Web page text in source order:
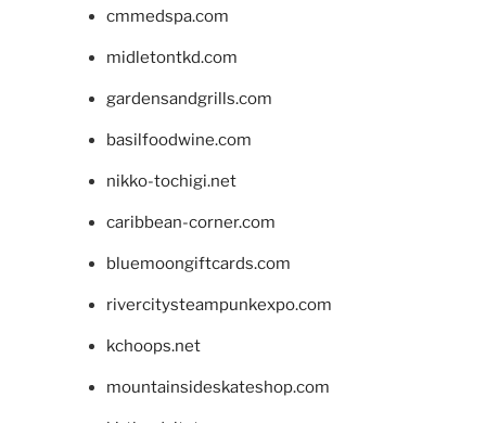
cmmedspa.com
midletontkd.com
gardensandgrills.com
basilfoodwine.com
nikko-tochigi.net
caribbean-corner.com
bluemoongiftcards.com
rivercitysteampunkexpo.com
kchoops.net
mountainsideskateshop.com